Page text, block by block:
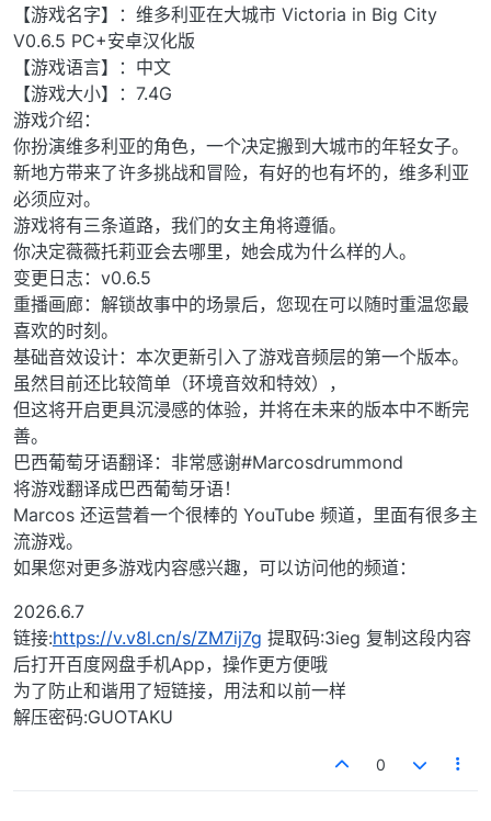
【游戏名字】：维多利亚在大城市 Victoria in Big City
V0.6.5 PC+安卓汉化版
【游戏语言】：中文
【游戏大小】：7.4G
游戏介绍：
你扮演维多利亚的角色，一个决定搬到大城市的年轻女子。
新地方带来了许多挑战和冒险，有好的也有坏的，维多利亚
必须应对。
游戏将有三条道路，我们的女主角将遵循。
你决定薇薇托莉亚会去哪里，她会成为什么样的人。
变更日志：v0.6.5
重播画廊：解锁故事中的场景后，您现在可以随时重温您最
喜欢的时刻。
基础音效设计：本次更新引入了游戏音频层的第一个版本。
虽然目前还比较简单（环境音效和特效），
但这将开启更具沉浸感的体验，并将在未来的版本中不断完
善。
巴西葡萄牙语翻译：非常感谢#Marcosdrummond
将游戏翻译成巴西葡萄牙语！
Marcos 还运营着一个很棒的 YouTube 频道，里面有很多主
流游戏。
如果您对更多游戏内容感兴趣，可以访问他的频道：
2026.6.7
链接:https://v.v8l.cn/s/ZM7ij7g 提取码:3ieg 复制这段内容
后打开百度网盘手机App，操作更方便哦
为了防止和谐用了短链接，用法和以前一样
解压密码:GUOTAKU
0